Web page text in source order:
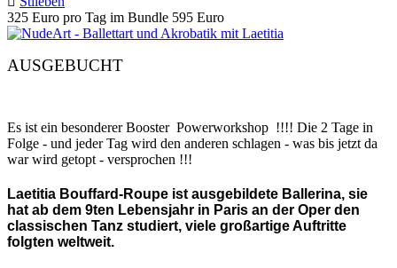
325 Euro pro Tag im Bundle 595 Euro
AUSGEBUCHT
Es ist ein besonderer Booster Powerworkshop !!!! Die 2 Tage in
Folge - und jeder Tag wird den anderen schlagen - was bis jetzt da
war wird getopt - versprochen !!!
Laetitia Bouffard-Roupe ist ausgebildete Ballerina, sie
hat ab dem 9ten Lebensjahr in Paris an der Oper den
classischen Tanz studiert, viele großartige Auftritte
folgten weltweit.